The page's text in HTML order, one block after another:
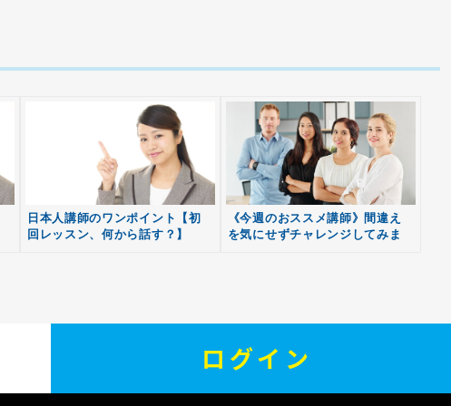
日本人講師のワンポイント【初
回レッスン、何から話す？】
《今週のおススメ講師》間違え
を気にせずチャレンジしてみま
ログイン